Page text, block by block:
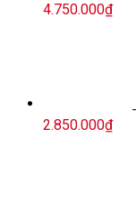
4.750.000₫
2.850.000₫